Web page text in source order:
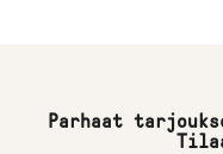
Parhaat